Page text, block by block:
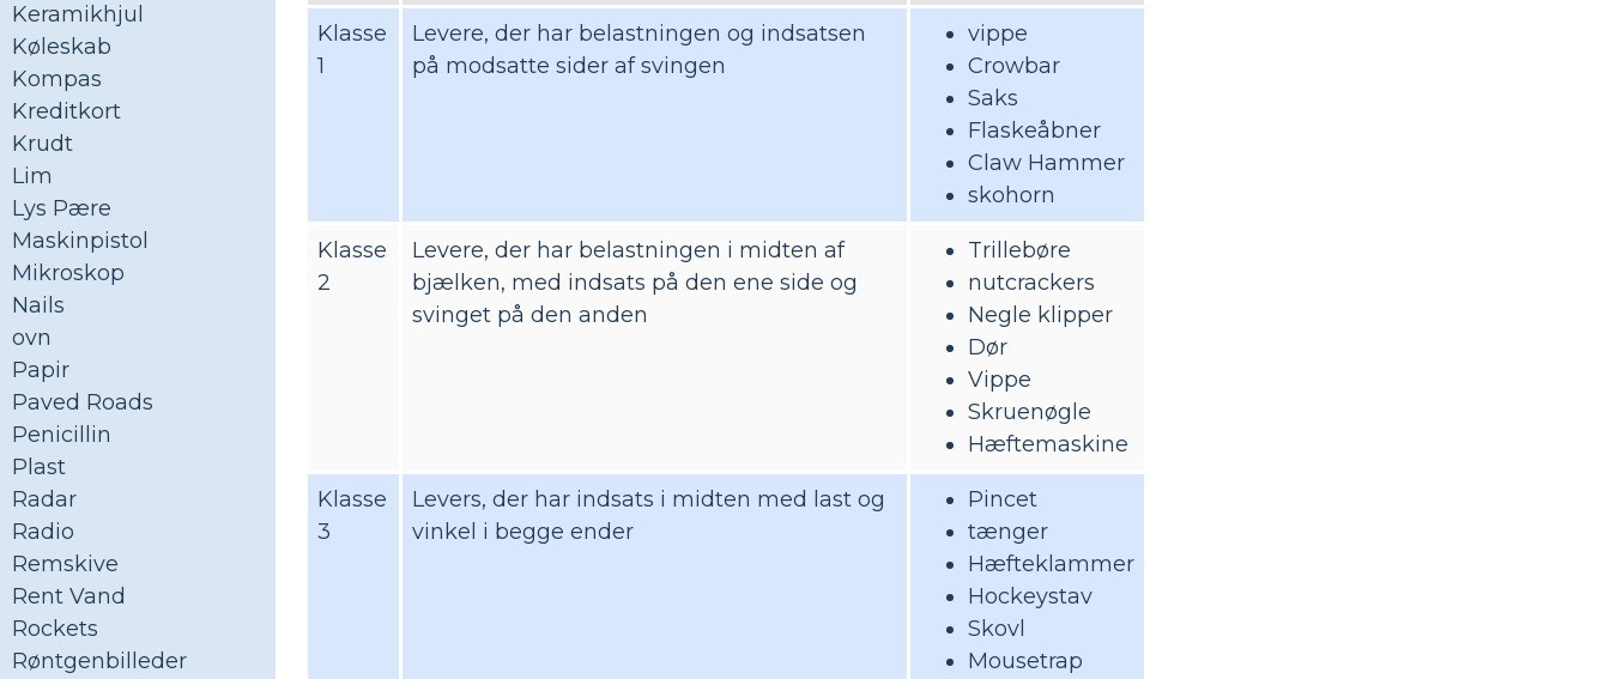
Keramikhjul
Køleskab
Kompas
Kreditkort
Krudt
Lim
Lys Pære
Maskinpistol
Mikroskop
Nails
ovn
Papir
Paved Roads
Penicillin
Plast
Radar
Radio
Remskive
Rent Vand
Rockets
Røntgenbilleder
Klasse
1
Levere, der har belastningen og indsatsen
på modsatte sider af svingen
vippe
Crowbar
Saks
Flaskeåbner
Claw Hammer
skohorn
Klasse
2
Levere, der har belastningen i midten af ​​
bjælken, med indsats på den ene side og
svinget på den anden
Trillebøre
nutcrackers
Negle klipper
Dør
Vippe
Skruenøgle
Hæftemaskine
Klasse
3
Levers, der har indsats i midten med last og
vinkel i begge ender
Pincet
tænger
Hæfteklammer
Hockeystav
Skovl
Mousetrap